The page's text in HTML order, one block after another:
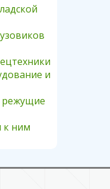
и
режущие
к ним